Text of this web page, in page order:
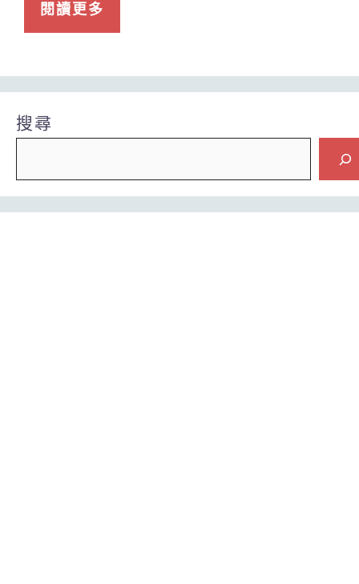
閱讀更多
搜尋